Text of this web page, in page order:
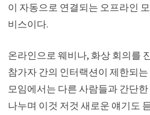
이 자동으로 연결되는 오프라인
비스이다.
온라인으로 웨비나, 화상 회의를
참가자 간의 인터랙션이 제한되
모임에서는 다른 사람들과 간단
나누며 이것 저것 새로운 얘기도